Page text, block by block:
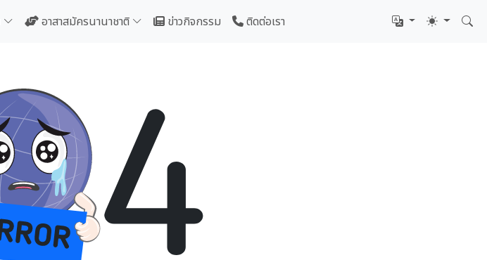
อาสาสมัครนานาชาติ ข่าวกิจกรรม ติดต่อเรา